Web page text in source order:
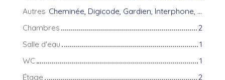
Autres
Cheminée, Digicode, Gardien, Interphone, Local à vélo
Chambres
2
Salle d'eau
1
WC
1
Étage
2